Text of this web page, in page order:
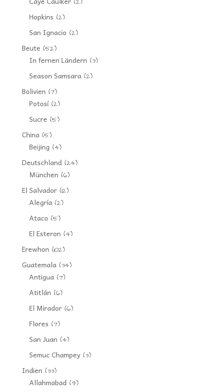
(2)
Hopkins (2)
San Ignacio (2)
Beute (52)
In fernen Ländern (3)
Season Samsara(2)
Bolivien (7)
Potosí(2)
Sucre (5)
China(5)
Beijing (4)
Deutschland(24)
München (6)
El Salvador(12)
Alegría(2)
Ataco (5)
El Esteron (4)
Erewhon (102)
Guatemala(34)
Antigua(7)
Atitlán (6)
El Mirador(6)
Flores (7)
San Juan (4)
Semuc Champey(3)
Indien (33)
Allahmabad(9)